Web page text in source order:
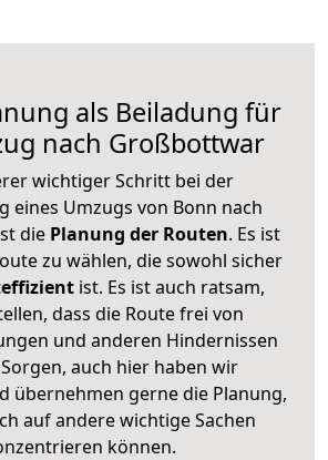
als Beiladung für
nach Großbottwar
wichtiger Schritt bei der
eines Umzugs von Bonn nach
diePlanung der Routen. Es ist
zu wählen, die sowohl sicher
ist. Es ist auch ratsam,
dass die Route frei von
und anderen Hindernissen
auch hier haben wir
übernehmen gerne die Planung,
auf andere wichtige Sachen
können.